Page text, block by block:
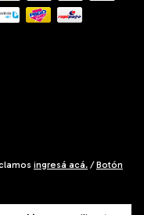
ingresá acá. / Botón